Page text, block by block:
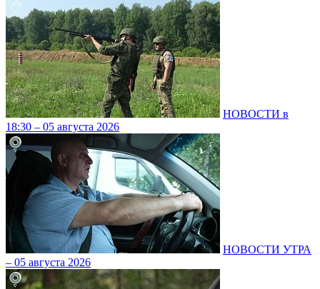
НОВОСТИ в
18:30 – 05 августа 2026
НОВОСТИ УТРА
– 05 августа 2026